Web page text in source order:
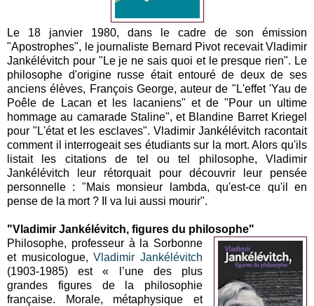
Le 18 janvier 1980, dans le cadre de son émission
"Apostrophes", le journaliste Bernard Pivot recevait Vladimir
Jankélévitch pour "Le je ne sais quoi et le presque rien". Le
philosophe d'origine russe était entouré de deux de ses
anciens élèves, François George, auteur de "L'effet 'Yau de
Poêle de Lacan et les lacaniens" et de "Pour un ultime
hommage au camarade Staline", et Blandine Barret Kriegel
pour "L'état et les esclaves". Vladimir Jankélévitch racontait
comment il interrogeait ses étudiants sur la mort. Alors qu'ils
listait les citations de tel ou tel philosophe, Vladimir
Jankélévitch leur rétorquait pour découvrir leur pensée
personnelle : "Mais monsieur lambda, qu'est-ce qu'il en
pense de la mort ? Il va lui aussi mourir".
"Vladimir Jankélévitch, figures du philosophe"
Philosophe, professeur à la Sorbonne
et musicologue,Vladimir Jankélévitch
(1903-1985) est « l’une des plus
grandes figures de la philosophie
française. Morale, métaphysique et